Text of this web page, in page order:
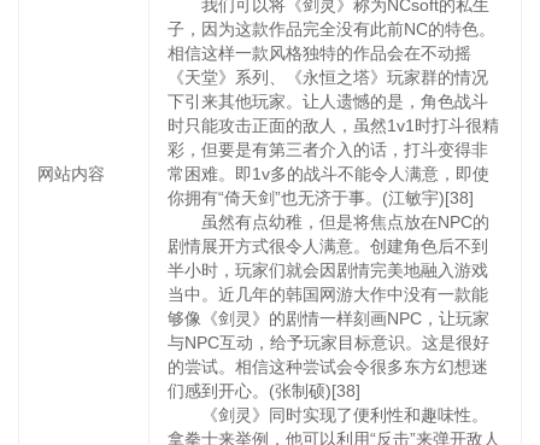
网站内容
我们可以将《剑灵》称为NCsoft的私生
子，因为这款作品完全没有此前NC的特色。
相信这样一款风格独特的作品会在不动摇
《天堂》系列、《永恒之塔》玩家群的情况
下引来其他玩家。让人遗憾的是，角色战斗
时只能攻击正面的敌人，虽然1v1时打斗很精
彩，但要是有第三者介入的话，打斗变得非
常困难。即1v多的战斗不能令人满意，即使
你拥有“倚天剑”也无济于事。(江敏宇)[38]
虽然有点幼稚，但是将焦点放在NPC的
剧情展开方式很令人满意。创建角色后不到
半小时，玩家们就会因剧情完美地融入游戏
当中。近几年的韩国网游大作中没有一款能
够像《剑灵》的剧情一样刻画NPC，让玩家
与NPC互动，给予玩家目标意识。这是很好
的尝试。相信这种尝试会令很多东方幻想迷
们感到开心。(张制硕)[38]
《剑灵》同时实现了便利性和趣味性。
拿拳士来举例，他可以利用“反击”来弹开敌人